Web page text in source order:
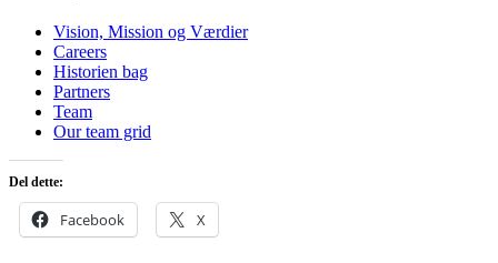
Vision, Mission og Værdier
Careers
Historien bag
Partners
Team
Our team grid
Del dette:
Facebook X